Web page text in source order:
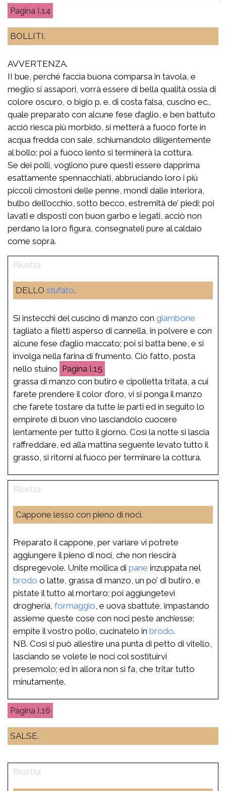
I.14
BOLLITI.
AVVERTENZA.
II bue, perché faccia buona comparsa in tavola, e
meglio si assapori, vorrà essere di bella qualità ossia di
colore oscuro, o bigio p. e. di costa falsa, cuscino ec.,
quale preparato con alcune fese d’aglio, e ben battuto
acciò riesca più morbido, si metterà a fuoco forte in
acqua fredda con sale, schiumandolo diligentemente
al bollo; poi a fuoco lento si terminerà la cottura.
Se dei polli, vogliono pure questi essere dapprima
esattamente spennacchiati, abbruciando loro i più
piccoli cimostoni delle penne, mondi dalle interiora,
bulbo dell’occhio, sotto becco, estremità de’ piedi; poi
lavati e disposti con buon garbo e legati, acciò non
perdano la loro figura, consegnateli pure al caldaio
come sopra.
DELLO stufato.
Si instecchi del cuscino di manzo con giambone
tagliato a filetti asperso di cannella, in polvere e con
alcune fese d’aglio maccato; poi si batta bene, e si
involga nella farina di frumento. Ciò fatto, posta
nello stuino
I.15
grassa di manzo con butiro e cipolletta tritata, a cui
farete prendere il color d’oro, vi si ponga il manzo
che farete tostare da tutte le parti ed in seguito lo
empirete di buon vino lasciandolo cuocere
lentamente per tutto il giorno. Così la notte si lascia
raffreddare, ed alla mattina seguente levato tutto il
grasso, si ritorni al fuoco per terminare la cottura.
Cappone lesso con pieno di noci.
Preparato il cappone, per variare vi potrete
aggiungere il pieno di noci, che non riescirà
dispregevole. Unite mollica di pane inzuppata nel
brodo o latte, grassa di manzo, un po’ di butiro, e
pistate il tutto al mortaro; poi aggiungetevi
drogheria, formaggio , e uova sbattute, impastando
assieme queste cose con noci peste anch’esse;
empite il vostro pollo, cucinatelo in brodo.
NB. Così si può allestire una punta di petto di vitello,
lasciando se volete le noci col sostituirvi
presemolo; ed in allora non si fa, che tritar tutto
minutamente.
I.16
SALSE.